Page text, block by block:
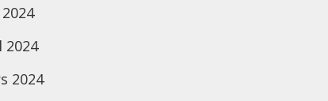
2024
2024